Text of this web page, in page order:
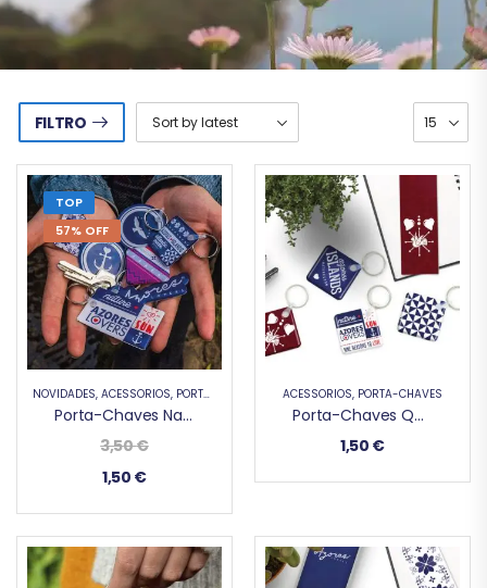
FILTRO
TOP
57% OFF
NOVIDADES, ACESSÓRIOS, PORTA-CHAVES OFERTAS ESPECIAIS
Porta-Chaves Nature & Sun
3,50€
1,50 €
ACESSÓRIOS, PORTA-CHAVES
Porta-Chaves Quadrado
1,50 €